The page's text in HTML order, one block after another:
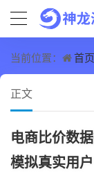
当前位置： 首页
正文
电商比价数
模拟真实用户